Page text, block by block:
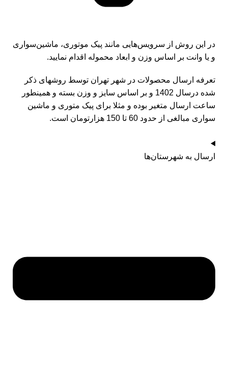
در این روش از سرویس‌هایی مانند پیک موتوری، ماشین‌سواری
و یا وانت بر اساس وزن و ابعاد محموله اقدام نمایید.
تعرفه ارسال محصولات در شهر تهران توسط روشهای ذکر
شده درسال 1402 و بر اساس سایز و وزن بسته و همینطور
ساعت ارسال متغیر بوده و مثلا برای پیک متوری و ماشین
سواری مبالغی از حدود 60 تا 150 هزارتومان است.
ارسال به شهرستان‌ها